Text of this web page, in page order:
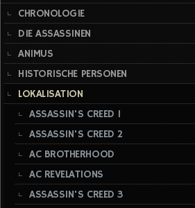
CHRONOLOGIE
DIE ASSASSINEN
ANIMUS
HISTORISCHE PERSONEN
LOKALISATION
ASSASSIN'S CREED 1
ASSASSIN'S CREED 2
AC BROTHERHOOD
AC REVELATIONS
ASSASSIN'S CREED 3